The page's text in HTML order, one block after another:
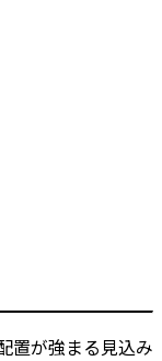
置が強まる見込み